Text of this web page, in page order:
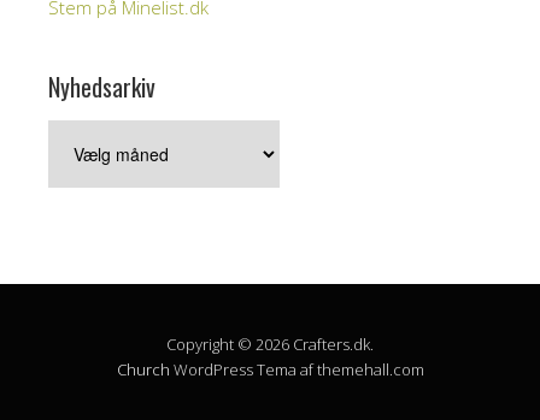
Stem på Minelist.dk
Nyhedsarkiv
Copyright © 2026 Crafters.dk.
Church WordPress Tema af themehall.com